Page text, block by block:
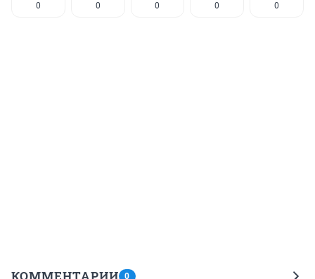
0 0 0 0 0
0